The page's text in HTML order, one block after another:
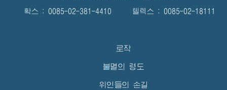
확스 : 0085-02-381-4410 텔렉스 : 0085-02-18111
로작
불멸의 령도
위인들의 손길